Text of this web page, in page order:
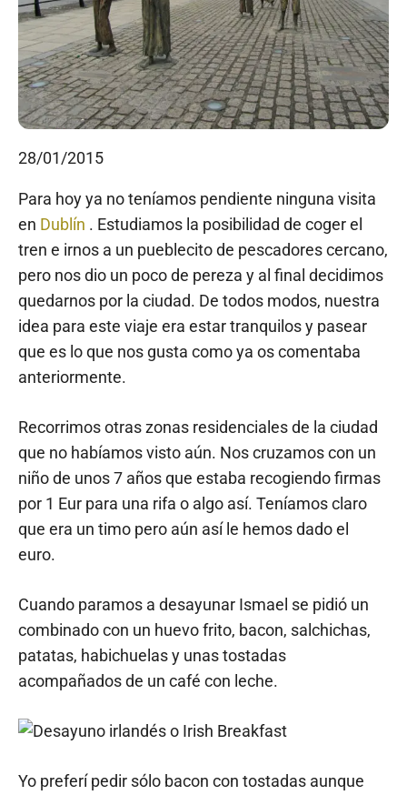
28/01/2015
Para hoy ya no teníamos pendiente ninguna visita
en Dublín . Estudiamos la posibilidad de coger el
tren e irnos a un pueblecito de pescadores cercano,
pero nos dio un poco de pereza y al final decidimos
quedarnos por la ciudad. De todos modos, nuestra
idea para este viaje era estar tranquilos y pasear
que es lo que nos gusta como ya os comentaba
anteriormente.
Recorrimos otras zonas residenciales de la ciudad
que no habíamos visto aún. Nos cruzamos con un
niño de unos 7 años que estaba recogiendo firmas
por 1 Eur para una rifa o algo así. Teníamos claro
que era un timo pero aún así le hemos dado el
euro.
Cuando paramos a desayunar Ismael se pidió un
combinado con un huevo frito, bacon, salchichas,
patatas, habichuelas y unas tostadas
acompañados de un café con leche.
Yo preferí pedir sólo bacon con tostadas aunque